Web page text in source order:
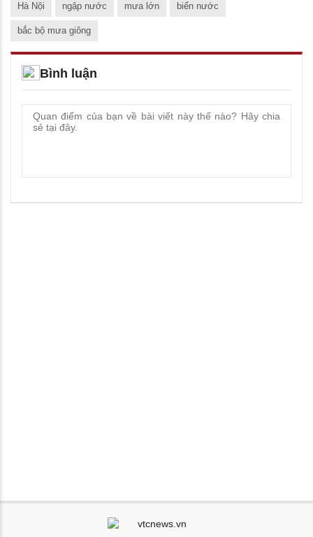
Hà Nội ngập nước mưa lớn biển nước
bắc bộ mưa giông
Bình luận